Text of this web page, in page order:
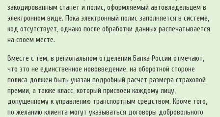
закодированным станет и полис, оформляемый автовладельцем в
электронном виде. Пока электронный полис заполняется в системе,
код отсутствует, однако после обработки данных распечатывается
на своем месте.
Вместе с тем, в региональном отделении Банка России отмечают,
что это не единственное нововведение, на оборотной стороне
полиса должен быть указан подробный расчет размера страховой
премии, а также класс, который присвоен каждому лицу,
допущенному к управлению транспортным средством. Кроме того,
по желанию клиента могут указываться договоры добровольного